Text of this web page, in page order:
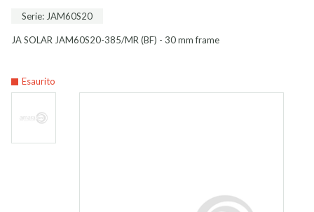
Serie: JAM60S20
JA SOLAR JAM60S20-385/MR (BF) - 30 mm frame
Esaurito